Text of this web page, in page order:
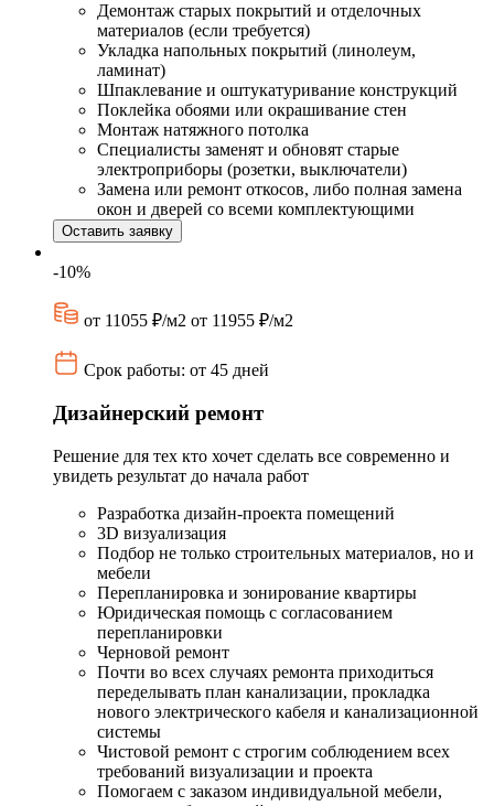
Демонтаж старых покрытий и отделочных
материалов (если требуется)
Укладка напольных покрытий (линолеум,
ламинат)
Шпаклевание и оштукатуривание конструкций
Поклейка обоями или окрашивание стен
Монтаж натяжного потолка
Специалисты заменят и обновят старые
электроприборы (розетки, выключатели)
Замена или ремонт откосов, либо полная замена
окон и дверей со всеми комплектующими
Оставить заявку
-10%
от 11055 ₽/м2 от 11955 ₽/м2
Срок работы: от 45 дней
Дизайнерский ремонт
Решение для тех кто хочет сделать все современно и
увидеть результат до начала работ
Разработка дизайн-проекта помещений
3D визуализация
Подбор не только строительных материалов, но и
мебели
Перепланировка и зонирование квартиры
Юридическая помощь с согласованием
перепланировки
Черновой ремонт
Почти во всех случаях ремонта приходиться
переделывать план канализации, прокладка
нового электрического кабеля и канализационной
системы
Чистовой ремонт с строгим соблюдением всех
требований визуализации и проекта
Помогаем с заказом индивидуальной мебели,